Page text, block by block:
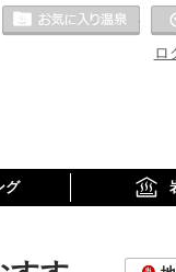
ロ
お
グ